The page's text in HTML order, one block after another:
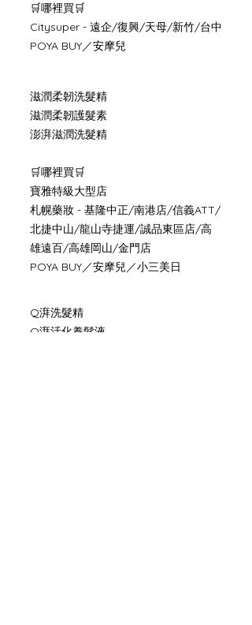
🛒哪裡買🛒
Citysuper - 遠企/復興/天母/新竹/台中
POYA BUY／安摩兒
滋潤柔韌洗髮精
滋潤柔韌護髮素
澎湃滋潤洗髮精
🛒哪裡買🛒
寶雅特級大型店
札幌藥妝 - 基隆中正/南港店/信義ATT/
北捷中山/龍山寺捷運/誠品東區店/高
雄遠百/高雄岡山/金門店
POYA BUY／安摩兒／小三美日
Q湃洗髮精
Q湃活化養髮液